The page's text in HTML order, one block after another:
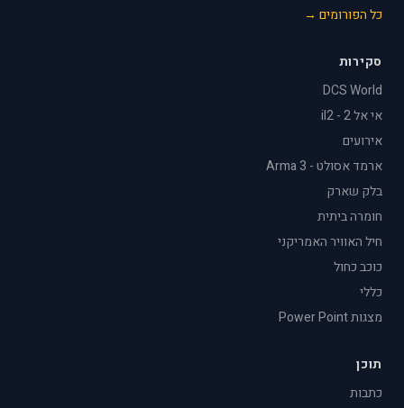
כל הפורומים →
סקירות
DCS World
אי אל 2 - il2
אירועים
ארמד אסולט - Arma 3
בלק שארק
חומרה ביתית
חיל האוויר האמריקני
כוכב כחול
כללי
מצגות Power Point
תוכן
כתבות